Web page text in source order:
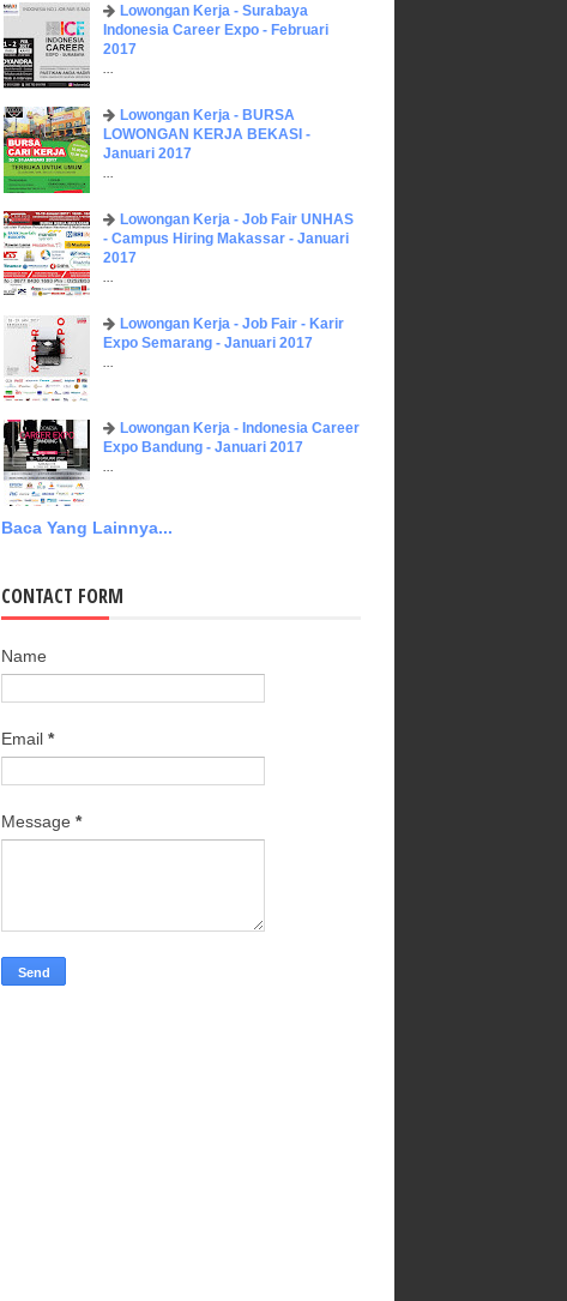
Lowongan Kerja - Surabaya
Indonesia Career Expo - Februari
2017
...
Lowongan Kerja - BURSA
LOWONGAN KERJA BEKASI -
Januari 2017
...
Lowongan Kerja - Job Fair UNHAS
- Campus Hiring Makassar - Januari
2017
...
Lowongan Kerja - Job Fair - Karir
Expo Semarang - Januari 2017
...
Lowongan Kerja - Indonesia Career
Expo Bandung - Januari 2017
...
Baca Yang Lainnya...
CONTACT FORM
Name
Email *
Message *